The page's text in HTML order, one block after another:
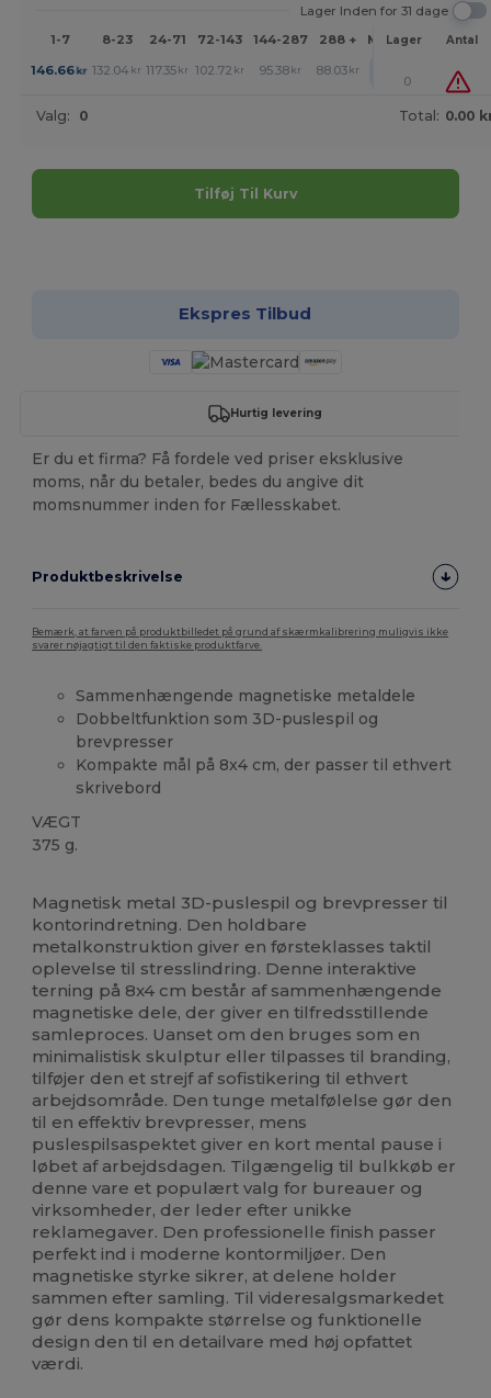
Lager Inden for 31 dage
1-7
8-23 24-71 72-143 144-287 288 + MereLager Antal
146.66kr 132.04 kr 117.35 kr 102.72 kr 95.38 kr 88.03 kr
0
Valg: 0 Total: 0.00
Tilføj Til Kurv
Ekspres Tilbud
Hurtig levering
Er du et firma? Få fordele ved priser eksklusive
moms, når du betaler, bedes du angive dit
momsnummer inden for Fællesskabet.
Produktbeskrivelse
Bemærk, at farven på produktbilledet på grund af skærmkalibrering muligvis ikke
svarer nøjagtigt til den faktiske produktfarve.
Sammenhængende magnetiske metaldele
Dobbeltfunktion som 3D-puslespil og
brevpresser
Kompakte mål på 8x4 cm, der passer til ethvert
skrivebord
VÆGT
375 g.
Magnetisk metal 3D-puslespil og brevpresser til
kontorindretning. Den holdbare
metalkonstruktion giver en førsteklasses taktil
oplevelse til stresslindring. Denne interaktive
terning på 8x4 cm består af sammenhængende
magnetiske dele, der giver en tilfredsstillende
samleproces. Uanset om den bruges som en
minimalistisk skulptur eller tilpasses til branding,
tilføjer den et strejf af sofistikering til ethvert
arbejdsområde. Den tunge metalfølelse gør den
til en effektiv brevpresser, mens
puslespilsaspektet giver en kort mental pause i
løbet af arbejdsdagen. Tilgængelig til bulkkøb er
denne vare et populært valg for bureauer og
virksomheder, der leder efter unikke
reklamegaver. Den professionelle finish passer
perfekt ind i moderne kontormiljøer. Den
magnetiske styrke sikrer, at delene holder
sammen efter samling. Til videresalgsmarkedet
gør dens kompakte størrelse og funktionelle
design den til en detailvare med høj opfattet
værdi.